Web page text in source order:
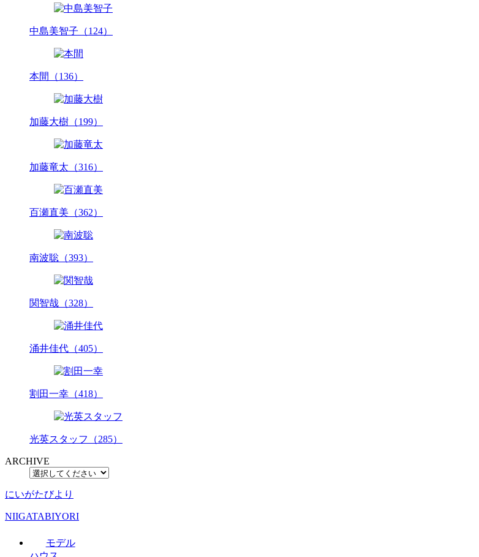
中島美智子（124）
本間（136）
加藤大樹（199）
加藤竜太（316）
百瀬直美（362）
南波聡（393）
関智哉（328）
涌井佳代（405）
割田一幸（418）
光英スタッフ（285）
ARCHIVE
にいがたびより
NIIGATABIYORI
モデル